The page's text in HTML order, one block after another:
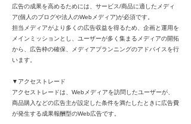
広告の成果を高めるためには、サービス/商品に適したメディ
ア(個人のブログや法人のWebメディア)が必須です。
担当メディアがより多くの広告収益を得るため、企画と運用を
メインミッションとし、ユーザーが多く集まるメディアの開拓
から、広告枠の確保、メディアプランニングのアドバイスを行
います。
▼アクセストレード
アクセストレードは、Webメディアを訪問したユーザーが、
商品購入などの広告主が設定した条件を満たしたときに広告費
が発生する成果報酬型のWeb広告です。